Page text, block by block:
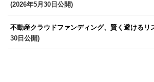
(2026年5月30日公開)
不動産クラウドファンディング、賢く避けるリ
30日公開)